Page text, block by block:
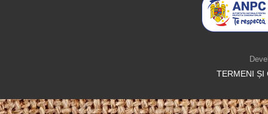
TERMENI ȘI